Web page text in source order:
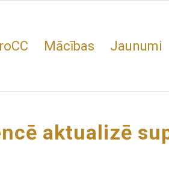
Mācības Jaunumi
aktualizē